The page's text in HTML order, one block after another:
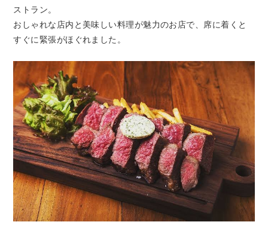
ストラン。
おしゃれな店内と美味しい料理が魅力のお店で、席に着くと
すぐに緊張がほぐれました。